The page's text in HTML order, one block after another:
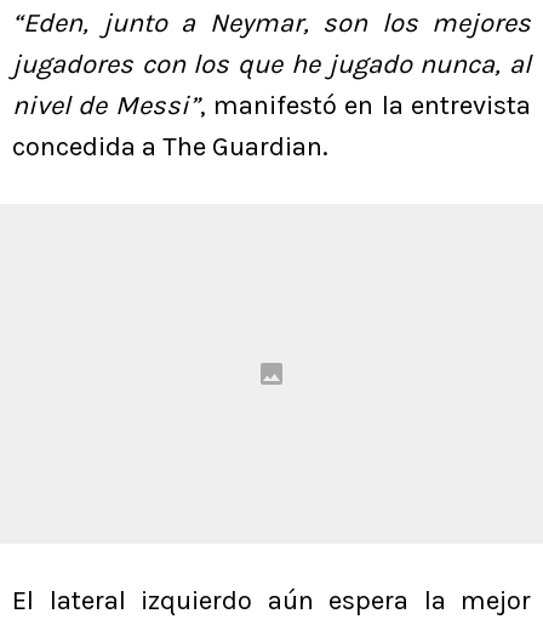
“Eden, junto a Neymar, son los mejores
jugadores con los que he jugado nunca, al
nivel de Messi”, manifestó en la entrevista
concedida a The Guardian.
El lateral izquierdo aún espera la mejor